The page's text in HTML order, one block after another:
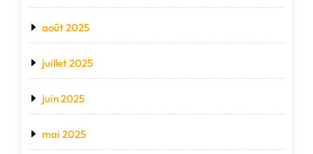
août 2025
juillet 2025
juin 2025
mai 2025